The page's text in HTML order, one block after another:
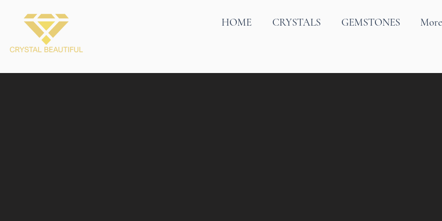
HOME CRYSTALS GEMSTONES More